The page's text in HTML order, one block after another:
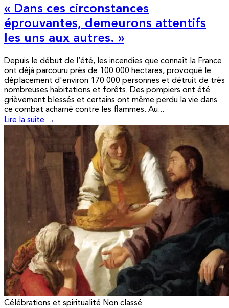
« Dans ces circonstances
éprouvantes, demeurons attentifs
les uns aux autres. »
Depuis le début de l’été, les incendies que connaît la France
ont déjà parcouru près de 100 000 hectares, provoqué le
déplacement d'environ 170 000 personnes et détruit de très
nombreuses habitations et forêts. Des pompiers ont été
grièvement blessés et certains ont même perdu la vie dans
ce combat acharné contre les flammes. Au...
Lire la suite →
Célébrations et spiritualité Non classé